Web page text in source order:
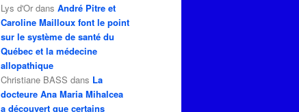
Lys d'Or dans André Pitre et
Caroline Mailloux font le point
sur le système de santé du
Québec et la médecine
allopathique
Christiane BASS dans La
docteure Ana Maria Mihalcea
a découvert que certains